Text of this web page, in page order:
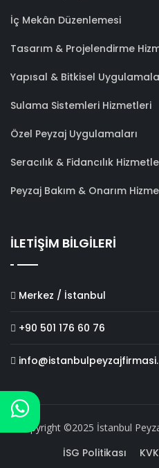
İç Mekân Düzenlemesi
Tasarım & Projelendirme
Yapısal & Bitkisel
Sulama Sistemleri Hizmetleri
Özel Peyzaj Uygulamaları
Seracılık & Fidancılık
Peyzaj Bakım & Onarım
İLETİŞİM BİLGİLERİ
Merkez / İstanbul
+90 501 176 60 76
Copyright ©2025 İstanbul
İSG Politikası